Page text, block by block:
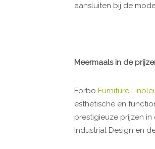
aansluiten bij de
Meermaals in de
Forbo Furniture
esthetische en
prestigieuze prijzen
Industrial Design en